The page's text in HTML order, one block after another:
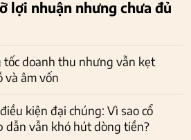
lợi nhuận nhưng chưa đủ
tốc doanh thu nhưng vẫn kẹt
và âm vốn
kiện đại chúng: Vì sao cổ
dẫn vẫn khó hút dòng tiền?